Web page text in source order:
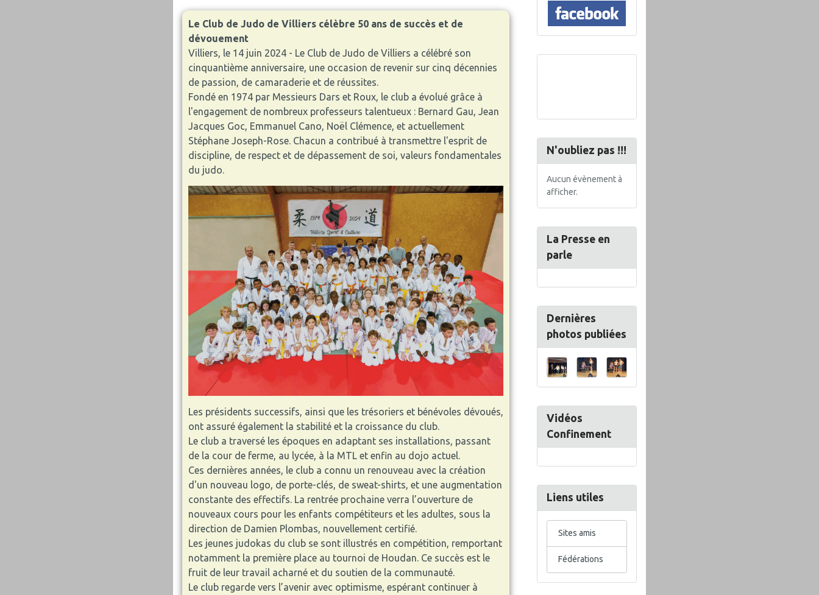
Le Club de Judo de Villiers célèbre 50 ans de succès et de
dévouement
Villiers, le 14 juin 2024 - Le Club de Judo de Villiers a célébré son
cinquantième anniversaire, une occasion de revenir sur cinq décennies
de passion, de camaraderie et de réussites.
Fondé en 1974 par Messieurs Dars et Roux, le club a évolué grâce à
l'engagement de nombreux professeurs talentueux : Bernard Gau, Jean
Jacques Goc, Emmanuel Cano, Noël Clémence, et actuellement
Stéphane Joseph-Rose. Chacun a contribué à transmettre l'esprit de
discipline, de respect et de dépassement de soi, valeurs fondamentales
du judo.
Les présidents successifs, ainsi que les trésoriers et bénévoles dévoués,
ont assuré également la stabilité et la croissance du club.
Le club a traversé les époques en adaptant ses installations, passant
de la cour de ferme, au lycée, à la MTL et enfin au dojo actuel.
Ces dernières années, le club a connu un renouveau avec la création
d'un nouveau logo, de porte-clés, de sweat-shirts, et une augmentation
constante des effectifs. La rentrée prochaine verra l’ouverture de
nouveaux cours pour les enfants compétiteurs et les adultes, sous la
direction de Damien Plombas, nouvellement certifié.
Les jeunes judokas du club se sont illustrés en compétition, remportant
notamment la première place au tournoi de Houdan. Ce succès est le
fruit de leur travail acharné et du soutien de la communauté.
Le club regarde vers l’avenir avec optimisme, espérant continuer à
N'oubliez pas !!!
Aucun évènement à
afficher.
La Presse en
parle
Dernières
photos publiées
Vidéos
Confinement
Liens utiles
Sites amis
Fédérations